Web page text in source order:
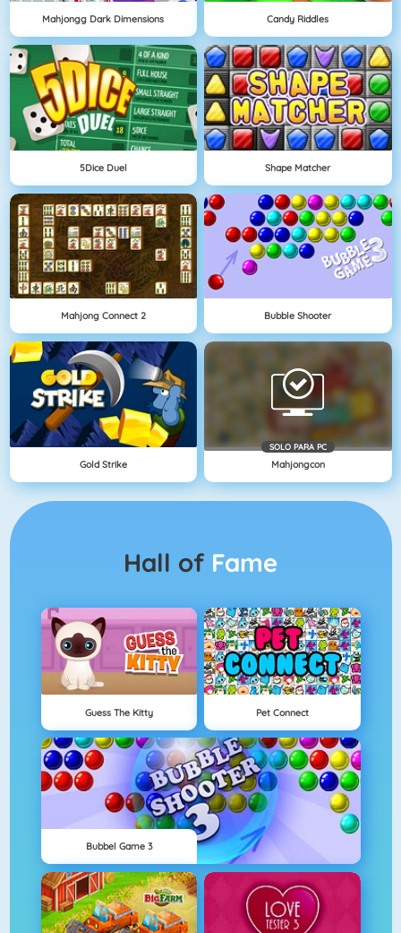
Mahjongg Dark Dimensions Candy Riddles
5Dice Duel Shape Matcher
Mahjong Connect 2 Bubble Shooter
Gold Strike
SOLO PARA PC
Mahjongcon
Hall of Fame
Guess The Kitty Pet Connect
Bubbel Game 3